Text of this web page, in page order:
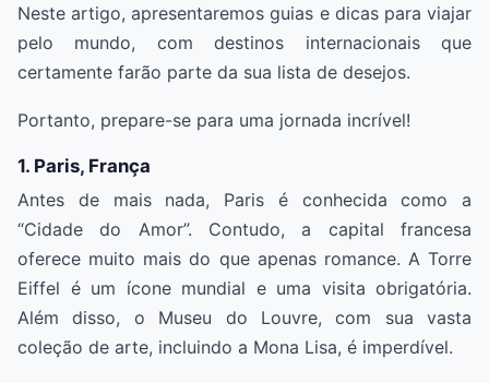
Neste artigo, apresentaremos guias e dicas para viajar
pelo mundo, com destinos internacionais que
certamente farão parte da sua lista de desejos.
Portanto, prepare-se para uma jornada incrível!
1. Paris, França
Antes de mais nada, Paris é conhecida como a
“Cidade do Amor”. Contudo, a capital francesa
oferece muito mais do que apenas romance. A Torre
Eiffel é um ícone mundial e uma visita obrigatória.
Além disso, o Museu do Louvre, com sua vasta
coleção de arte, incluindo a Mona Lisa, é imperdível.